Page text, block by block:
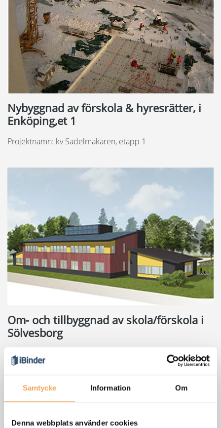
Samtycke Information Om
Denna webbplats använder cookies
Nybyggnad av förskola & hyresrätter, i
Enköping,et 1
Projektnamn: kv Sadelmakaren, etapp 1
Om- och tillbyggnad av skola/förskola i
Sölvesborg
Projektnamn: högtofta skola